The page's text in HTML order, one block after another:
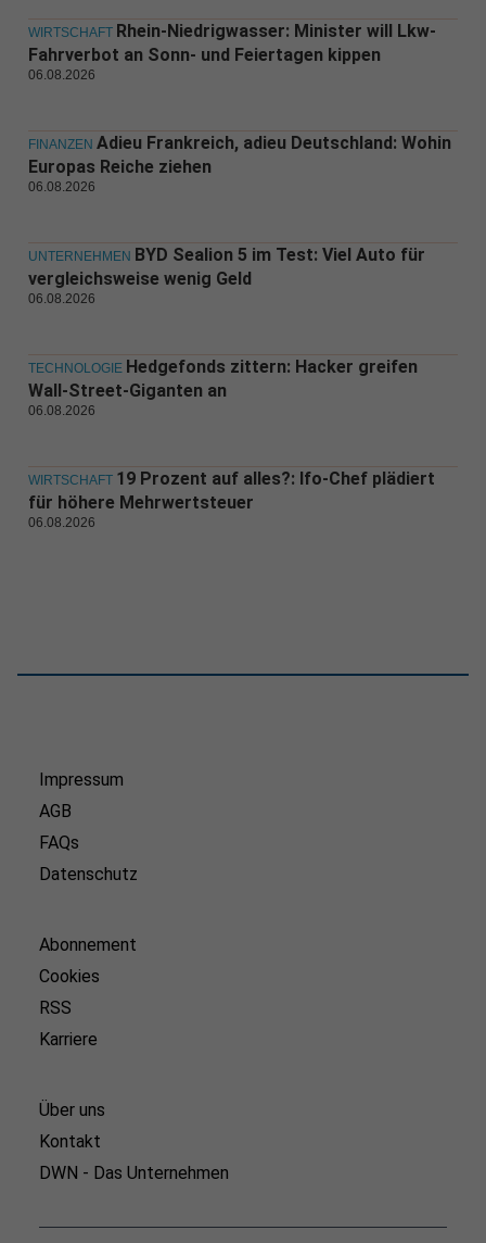
WIRTSCHAFT Rhein-Niedrigwasser: Minister will Lkw-
Fahrverbot an Sonn- und Feiertagen kippen
06.08.2026
FINANZEN Adieu Frankreich, adieu Deutschland: Wohin
Europas Reiche ziehen
06.08.2026
UNTERNEHMEN BYD Sealion 5 im Test: Viel Auto für
vergleichsweise wenig Geld
06.08.2026
TECHNOLOGIE Hedgefonds zittern: Hacker greifen
Wall-Street-Giganten an
06.08.2026
WIRTSCHAFT 19 Prozent auf alles?: Ifo-Chef plädiert
für höhere Mehrwertsteuer
06.08.2026
Impressum
AGB
FAQs
Datenschutz
Abonnement
Cookies
RSS
Karriere
Über uns
Kontakt
DWN - Das Unternehmen